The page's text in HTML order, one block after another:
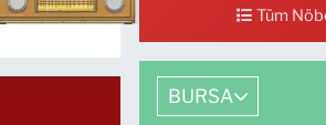
0 (224) 711 64 49
Tüm
BURSA